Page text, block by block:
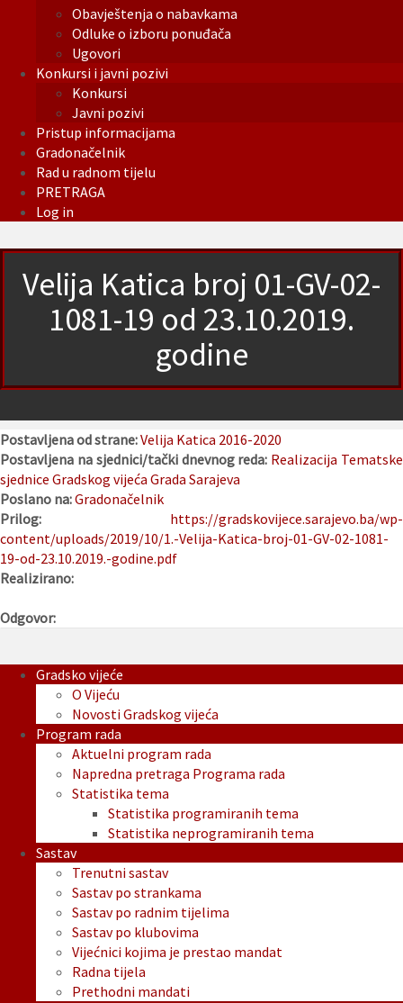
Obavještenja o nabavkama
Odluke o izboru ponuđača
Ugovori
Konkursi i javni pozivi
Konkursi
Javni pozivi
Pristup informacijama
Gradonačelnik
Rad u radnom tijelu
PRETRAGA
Log in
Velija Katica broj 01-GV-02-
1081-19 od 23.10.2019.
godine
Postavljena od strane:Velija Katica 2016-2020
Postavljena na sjednici/tački dnevnog reda: Realizacija Tematske
sjednice Gradskog vijeća Grada Sarajeva
Poslano na:Gradonačelnik
Prilog: https://gradskovijece.sarajevo.ba/wp-
content/uploads/2019/10/1.-Velija-Katica-broj-01-GV-02-1081-
19-od-23.10.2019.-godine.pdf
Realizirano:
Odgovor:
Gradsko vijeće
O Vijeću
Novosti Gradskog vijeća
Program rada
Aktuelni program rada
Napredna pretraga Programa rada
Statistika tema
Statistika programiranih tema
Statistika neprogramiranih tema
Sastav
Trenutni sastav
Sastav po strankama
Sastav po radnim tijelima
Sastav po klubovima
Vijećnici kojima je prestao mandat
Radna tijela
Prethodni mandati